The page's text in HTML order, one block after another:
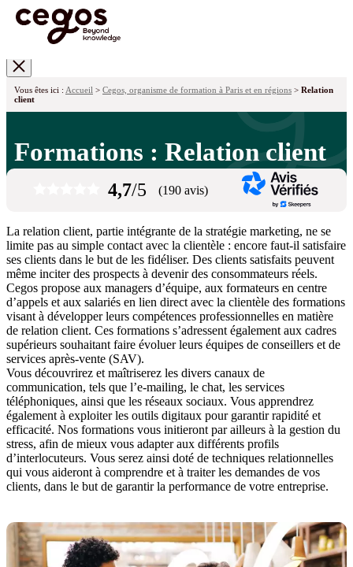
Vous êtes ici : Accueil > Cegos, organisme de formation à Paris et en régions > Relation
client
Formations : Relation client
4,7/5 (190 avis)
La relation client, partie intégrante de la stratégie marketing, ne se
limite pas au simple contact avec la clientèle : encore faut-il satisfaire
ses clients dans le but de les fidéliser. Des clients satisfaits peuvent
même inciter des prospects à devenir des consommateurs réels.
Cegos propose aux managers d’équipe, aux formateurs en centre
d’appels et aux salariés en lien direct avec la clientèle des formations
visant à développer leurs compétences professionnelles en matière
de relation client. Ces formations s’adressent également aux cadres
supérieurs souhaitant faire évoluer leurs équipes de conseillers et de
services après-vente (SAV).
Vous découvrirez et maîtriserez les divers canaux de
communication, tels que l’e-mailing, le chat, les services
téléphoniques, ainsi que les réseaux sociaux. Vous apprendrez
également à exploiter les outils digitaux pour garantir rapidité et
efficacité. Nos formations vous initieront par ailleurs à la gestion du
stress, afin de mieux vous adapter aux différents profils
d’interlocuteurs. Vous serez ainsi doté de techniques relationnelles
qui vous aideront à comprendre et à traiter les demandes de vos
clients, dans le but de garantir la performance de votre entreprise.